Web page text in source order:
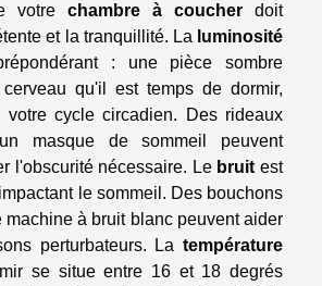
votre chambre à coucher doit
et la tranquillité. La luminosité
: une pièce sombre
qu'il est temps de dormir,
votre cycle circadien. Des rideaux
masque de sommeil peuvent
l'obscurité nécessaire. Le bruit est
le sommeil. Des bouchons
à bruit blanc peuvent aider
perturbateurs. La température
se situe entre 16 et 18 degrés